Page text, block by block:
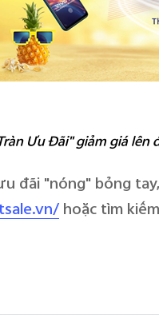
Ưu Đãi" giảm giá lên
đãi "nóng" bỏng
hoặc tìm